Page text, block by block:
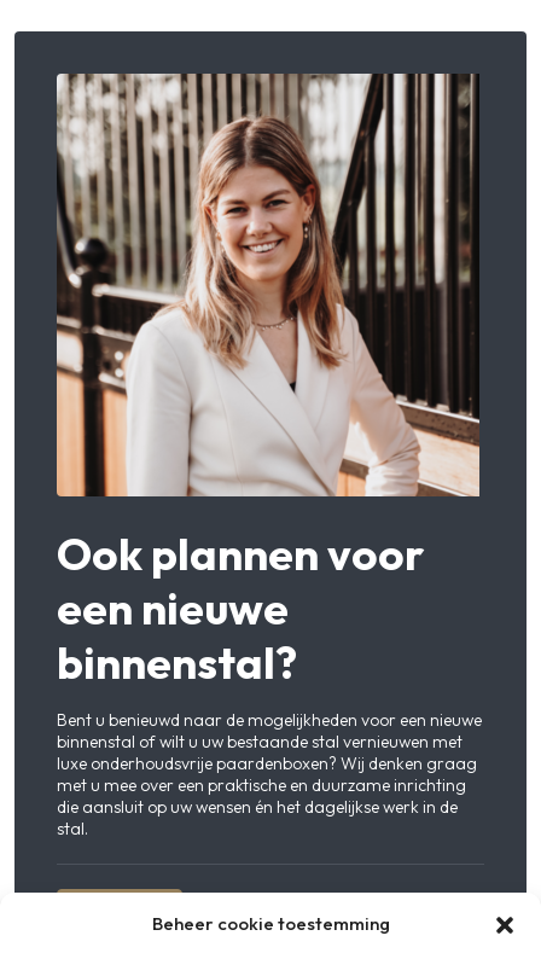
Beheer cookie toestemming
Ook plannen voor
een nieuwe
binnenstal?
Bent u benieuwd naar de mogelijkheden voor een nieuwe
binnenstal of wilt u uw bestaande stal vernieuwen met
luxe onderhoudsvrije paardenboxen? Wij denken graag
met u mee over een praktische en duurzame inrichting
die aansluit op uw wensen én het dagelijkse werk in de
stal.
Contact